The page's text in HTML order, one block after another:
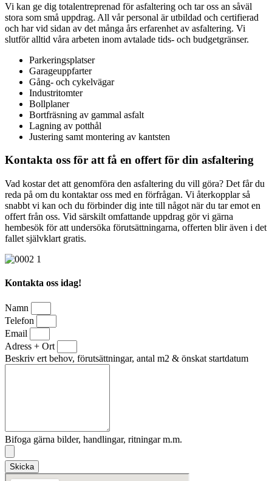
Vi kan ge dig totalentreprenad för asfaltering och tar oss an såväl
stora som små uppdrag. All vår personal är utbildad och certifierad
och har vid sidan av det många års erfarenhet av asfaltering. Vi
slutför alltid våra arbeten inom avtalade tids- och budgetgränser.
Parkeringsplatser
Garageuppfarter
Gång- och cykelvägar
Industritomter
Bollplaner
Bortfräsning av gammal asfalt
Lagning av potthål
Justering samt montering av kantsten
Kontakta oss för att få en offert för din asfaltering
Vad kostar det att genomföra den asfaltering du vill göra? Det får du
reda på om du kontaktar oss med en förfrågan. Vi återkopplar så
snabbt vi kan och du förbinder dig inte till något när du tar emot en
offert från oss. Vid särskilt omfattande uppdrag gör vi gärna
hembesök för att undersöka förutsättningarna, offerten blir även i det
fallet självklart gratis.
Kontakta oss idag!
Namn
Telefon
Email
Adress + Ort
Beskriv ert behov, förutsättningar, antal m2 & önskat startdatum
Bifoga gärna bilder, handlingar, ritningar m.m.
Skicka